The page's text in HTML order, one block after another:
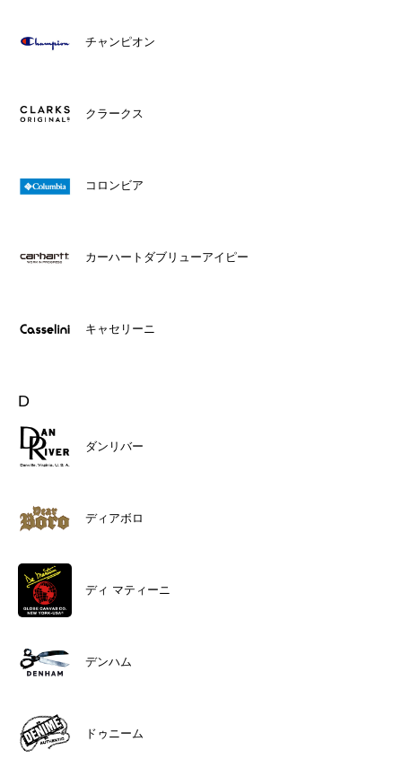
チャンピオン
クラークス
コロンビア
カーハートダブリューアイピー
キャセリーニ
D
ダンリバー
ディアボロ
ディ マティーニ
デンハム
ドゥニーム